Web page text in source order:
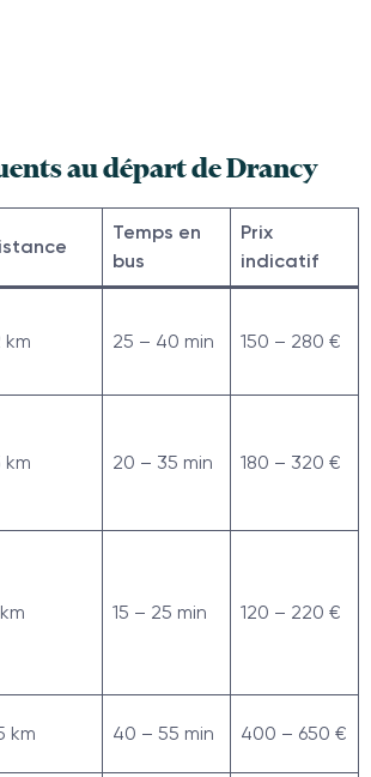
au départ de Drancy
Temps en
bus
Prix
indicatif
km 25 – 40 min 150 – 280 €
km 20 – 35 min 180 – 320 €
15 – 25 min 120 – 220 €
km 40 – 55 min 400 – 650 €